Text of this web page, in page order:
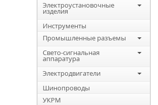
Электроустановочные
изделия
Инструменты
Промышленные разъемы
Свето-сигнальная
аппаратура
Электродвигатели
Шинопроводы
УКРМ